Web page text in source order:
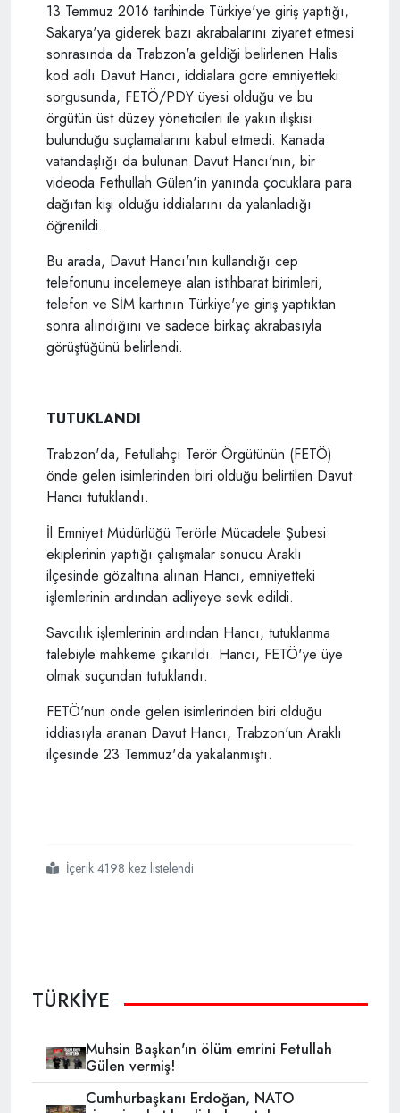
13 Temmuz 2016 tarihinde Türkiye'ye giriş yaptığı,
Sakarya'ya giderek bazı akrabalarını ziyaret etmesi
sonrasında da Trabzon'a geldiği belirlenen Halis
kod adlı Davut Hancı, iddialara göre emniyetteki
sorgusunda, FETÖ/PDY üyesi olduğu ve bu
örgütün üst düzey yöneticileri ile yakın ilişkisi
bulunduğu suçlamalarını kabul etmedi. Kanada
vatandaşlığı da bulunan Davut Hancı'nın, bir
videoda Fethullah Gülen'in yanında çocuklara para
dağıtan kişi olduğu iddialarını da yalanladığı
öğrenildi.
Bu arada, Davut Hancı'nın kullandığı cep
telefonunu incelemeye alan istihbarat birimleri,
telefon ve SİM kartının Türkiye'ye giriş yaptıktan
sonra alındığını ve sadece birkaç akrabasıyla
görüştüğünü belirlendi.
TUTUKLANDI
Trabzon'da, Fetullahçı Terör Örgütünün (FETÖ)
önde gelen isimlerinden biri olduğu belirtilen Davut
Hancı tutuklandı.
İl Emniyet Müdürlüğü Terörle Mücadele Şubesi
ekiplerinin yaptığı çalışmalar sonucu Araklı
ilçesinde gözaltına alınan Hancı, emniyetteki
işlemlerinin ardından adliyeye sevk edildi.
Savcılık işlemlerinin ardından Hancı, tutuklanma
talebiyle mahkeme çıkarıldı. Hancı, FETÖ'ye üye
olmak suçundan tutuklandı.
FETÖ'nün önde gelen isimlerinden biri olduğu
iddiasıyla aranan Davut Hancı, Trabzon'un Araklı
ilçesinde 23 Temmuz'da yakalanmıştı.
#fetö
#eski calgary imamı
#davut hancı
İçerik 4198 kez listelendi
TÜRKİYE
Muhsin Başkan'ın ölüm emrini Fetullah
Gülen vermiş!
Cumhurbaşkanı Erdoğan, NATO